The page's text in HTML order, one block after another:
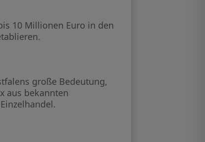
10 Millionen Euro in den
große Bedeutung,
aus bekannten